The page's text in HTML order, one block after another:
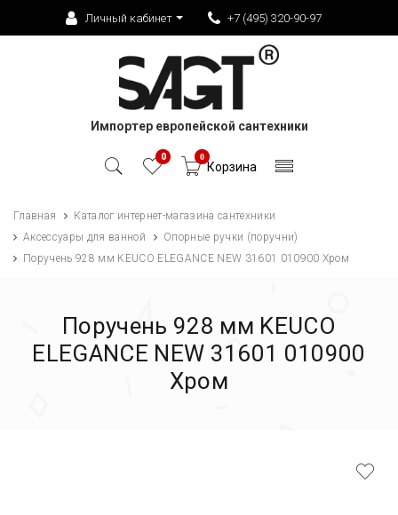
Личный кабинет +7 (495) 320-90-97
Импортер европейской сантехники
0 0
Корзина
Главная
Каталог интернет-магазина сантехники
Аксессуары для ванной
Опорные ручки (поручни)
Поручень 928 мм KEUCO ELEGANCE NEW 31601 010900 Хром
Поручень 928 мм KEUCO
ELEGANCE NEW 31601 010900
Хром